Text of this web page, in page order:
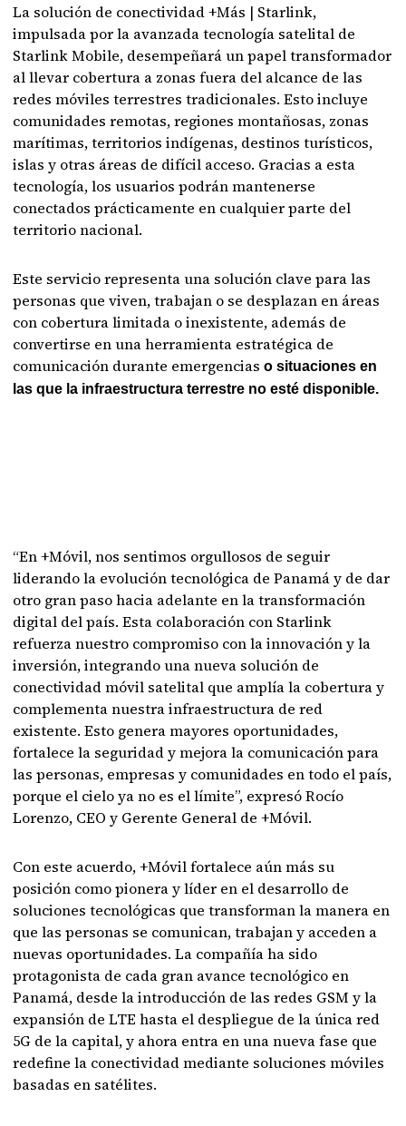
La solución de conectividad +Más | Starlink,
impulsada por la avanzada tecnología satelital de
Starlink Mobile, desempeñará un papel transformador
al llevar cobertura a zonas fuera del alcance de las
redes móviles terrestres tradicionales. Esto incluye
comunidades remotas, regiones montañosas, zonas
marítimas, territorios indígenas, destinos turísticos,
islas y otras áreas de difícil acceso. Gracias a esta
tecnología, los usuarios podrán mantenerse
conectados prácticamente en cualquier parte del
territorio nacional.
Este servicio representa una solución clave para las
personas que viven, trabajan o se desplazan en áreas
con cobertura limitada o inexistente, además de
convertirse en una herramienta estratégica de
comunicación durante emergenciaso situaciones en
las que la infraestructura terrestre no esté disponible.
“En +Móvil, nos sentimos orgullosos de seguir
liderando la evolución tecnológica de Panamá y de dar
otro gran paso hacia adelante en la transformación
digital del país. Esta colaboración con Starlink
refuerza nuestro compromiso con la innovación y la
inversión, integrando una nueva solución de
conectividad móvil satelital que amplía la cobertura y
complementa nuestra infraestructura de red
existente. Esto genera mayores oportunidades,
fortalece la seguridad y mejora la comunicación para
las personas, empresas y comunidades en todo el país,
porque el cielo ya no es el límite”, expresó Rocío
Lorenzo, CEO y Gerente General de +Móvil.
Con este acuerdo, +Móvil fortalece aún más su
posición como pionera y líder en el desarrollo de
soluciones tecnológicas que transforman la manera en
que las personas se comunican, trabajan y acceden a
nuevas oportunidades. La compañía ha sido
protagonista de cada gran avance tecnológico en
Panamá, desde la introducción de las redes GSM y la
expansión de LTE hasta el despliegue de la única red
5G de la capital, y ahora entra en una nueva fase que
redefine la conectividad mediante soluciones móviles
basadas en satélites.